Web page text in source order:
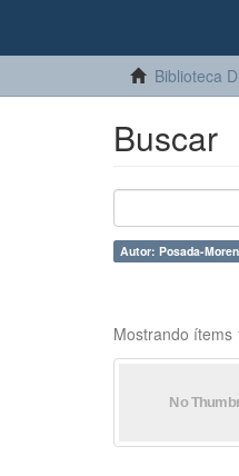
Biblioteca
Buscar
Autor: Posada-
Mostrando ítems